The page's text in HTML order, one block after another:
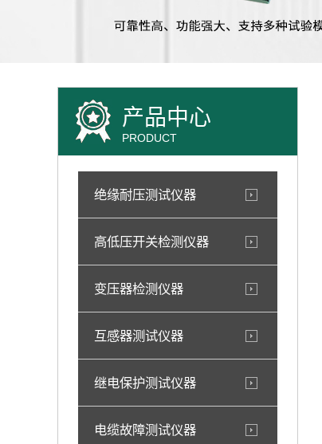
产品中心
PRODUCT
绝缘耐压测试仪器
高低压开关检测仪器
变压器检测仪器
互感器测试仪器
继电保护测试仪器
电缆故障测试仪器